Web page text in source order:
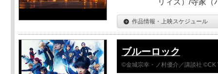
作品情報・上映スケジュール
ブルーロック
©金城宗幸・ノ村優介／講談社 ©CK